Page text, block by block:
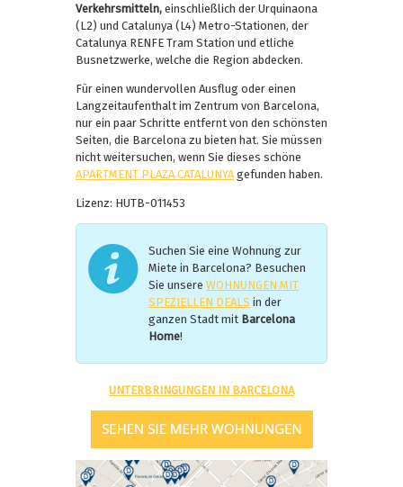
Verkehrsmitteln, einschließlich der Urquinaona
(L2) und Catalunya (L4) Metro-Stationen, der
Catalunya RENFE Tram Station und etliche
Busnetzwerke, welche die Region abdecken.
Für einen wundervollen Ausflug oder einen
Langzeitaufenthalt im Zentrum von Barcelona,
nur ein paar Schritte entfernt von den schönsten
Seiten, die Barcelona zu bieten hat. Sie müssen
nicht weitersuchen, wenn Sie dieses schöne
APARTMENT PLAZA CATALUNYAgefunden haben.
Lizenz: HUTB-011453
Suchen Sie eine Wohnung zur
Miete in Barcelona? Besuchen
Sie unsere WOHNUNGEN MIT
SPEZIELLEN DEALS in der
ganzen Stadt mit Barcelona
Home!
UNTERBRINGUNGEN IN BARCELONA